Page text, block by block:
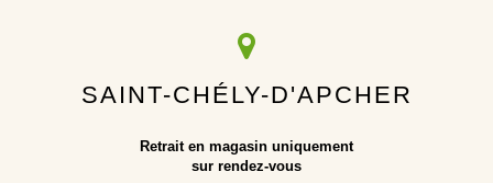
SAINT-CHÉLY-D'APCHER
Retrait en magasin uniquement
sur rendez-vous